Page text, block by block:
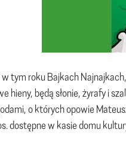
tym roku Bajkach
hieny, będą słonie, żyrafy i
o których opowie
dostępne w kasie domu